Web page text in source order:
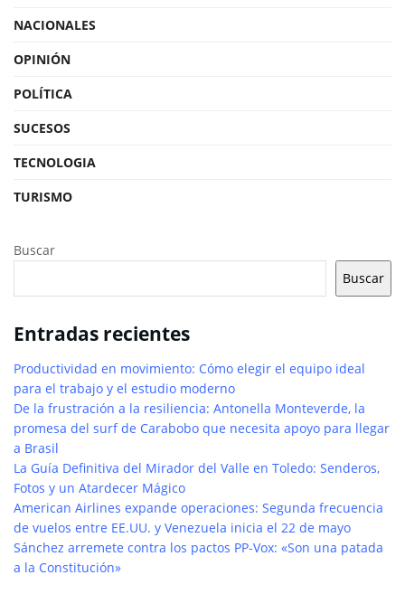
NACIONALES
OPINIÓN
POLÍTICA
SUCESOS
TECNOLOGIA
TURISMO
Buscar
Buscar
Entradas recientes
Productividad en movimiento: Cómo elegir el equipo ideal
para el trabajo y el estudio moderno
De la frustración a la resiliencia: Antonella Monteverde, la
promesa del surf de Carabobo que necesita apoyo para llegar
a Brasil
La Guía Definitiva del Mirador del Valle en Toledo: Senderos,
Fotos y un Atardecer Mágico
American Airlines expande operaciones: Segunda frecuencia
de vuelos entre EE.UU. y Venezuela inicia el 22 de mayo
Sánchez arremete contra los pactos PP-Vox: «Son una patada
a la Constitución»